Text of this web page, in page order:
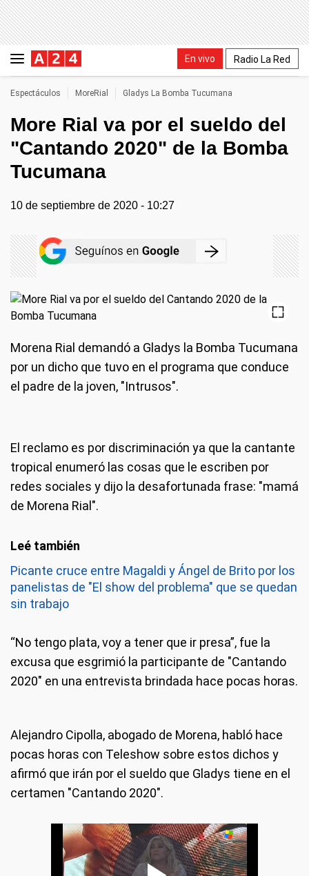
En vivo Radio La Red
Espectáculos MoreRial Gladys La Bomba Tucumana
More Rial va por el sueldo del
"Cantando 2020" de la Bomba
Tucumana
10 de septiembre de 2020 - 10:27
Morena Rial demandó a Gladys la Bomba Tucumana
por un dicho que tuvo en el programa que conduce
el padre de la joven, "Intrusos".
El reclamo es por discriminación ya que la cantante
tropical enumeró las cosas que le escriben por
redes sociales y dijo la desafortunada frase: "mamá
de Morena Rial".
Picante cruce entre Magaldi y Ángel de Brito por los
panelistas de "El show del problema" que se quedan
sin trabajo
“No tengo plata, voy a tener que ir presa”, fue la
excusa que esgrimió la participante de "Cantando
2020" en una entrevista brindada hace pocas horas.
Alejandro Cipolla, abogado de Morena, habló hace
pocas horas con Teleshow sobre estos dichos y
afirmó que irán por el sueldo que Gladys tiene en el
certamen "Cantando 2020".